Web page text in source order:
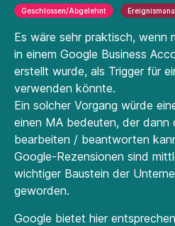
Geschlossen/Abgelehnt
Es wäre sehr praktisch, wenn
in einem Google Business
erstellt wurde, als Trigger für
verwenden könnte.
Ein solcher Vorgang würde
einen MA bedeuten, der dann
bearbeiten / beantworten
Google-Rezensionen sind
wichtiger Baustein der
geworden.
Google bietet hier